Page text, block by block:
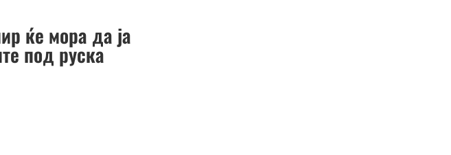
ќе мора да ја
под руска